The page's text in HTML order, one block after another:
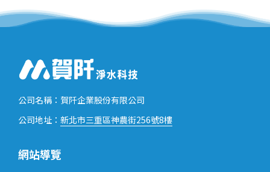
公司名稱：賀阡企業股份有限公司
公司地址： 新北市三重區神農街256號8樓
網站導覽